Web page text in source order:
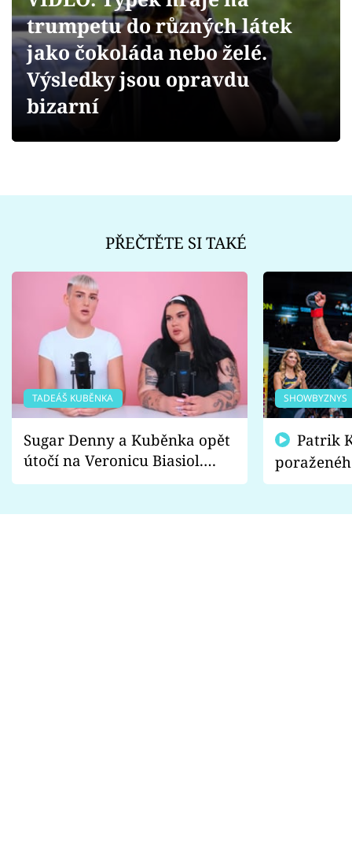
Videa
Sledujte prima+
trumpetu do různých látek
jako čokoláda nebo želé.
Výsledky jsou opravdu
bizarní
PŘEČTĚTE SI TAKÉ
TADEÁŠ KUBĚNKA
Sugar Denny a Kuběnka opět
útočí na Veronicu Biasiol.
Proč je podle nich falešná a
SHOWBYZNYS
fanoušci